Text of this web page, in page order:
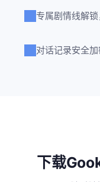
专属剧情线解
对话记录安全
下载